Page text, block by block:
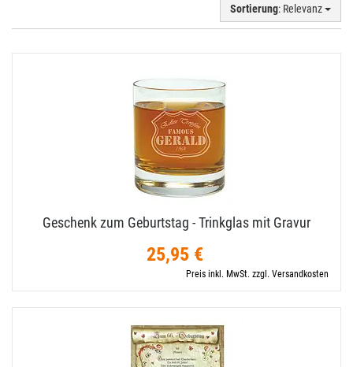
Sortierung: Relevanz
Geschenk zum Geburtstag - Trinkglas mit Gravur
25,95 €
Preis inkl. MwSt. zzgl. Versandkosten